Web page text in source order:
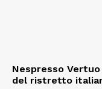
Nespresso
del ristretto